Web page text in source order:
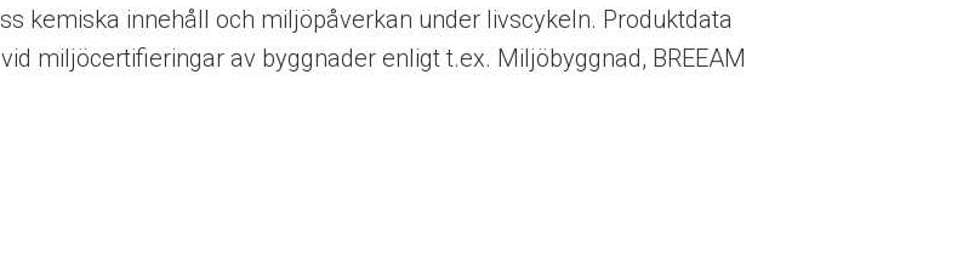
kemiska innehåll och miljöpåverkan under livscykeln. Produktdata
miljöcertifieringar av byggnader enligt t.ex. Miljöbyggnad, BREEAM